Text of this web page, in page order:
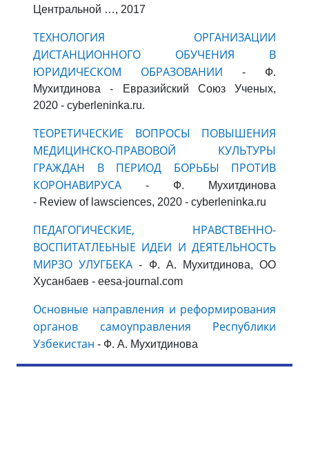
Центральной …, 2017
ТЕХНОЛОГИЯ ОРГАНИЗАЦИИ
ДИСТАНЦИОННОГО ОБУЧЕНИЯ В
ЮРИДИЧЕСКОМ ОБРАЗОВАНИИ - Ф.
Мухитдинова - Евразийский Союз Ученых,
2020 - cyberleninka.ru.
ТЕОРЕТИЧЕСКИЕ ВОПРОСЫ ПОВЫШЕНИЯ
МЕДИЦИНСКО-ПРАВОВОЙ КУЛЬТУРЫ
ГРАЖДАН В ПЕРИОД БОРЬБЫ ПРОТИВ
КОРОНАВИРУСА - Ф. Мухитдинова
- Review of lawsciences, 2020 - cyberleninka.ru
ПЕДАГОГИЧЕСКИЕ, НРАВСТВЕННО-
ВОСПИТАТЛЕЬНЫЕ ИДЕИ И ДЕЯТЕЛЬНОСТЬ
МИРЗО УЛУГБЕКА - Ф. А. Мухитдинова, ОО
Хусанбаев - eesa-journal.com
Основные направления и реформирования
органов самоуправления Республики
Узбекистан - Ф. А. Мухитдинова